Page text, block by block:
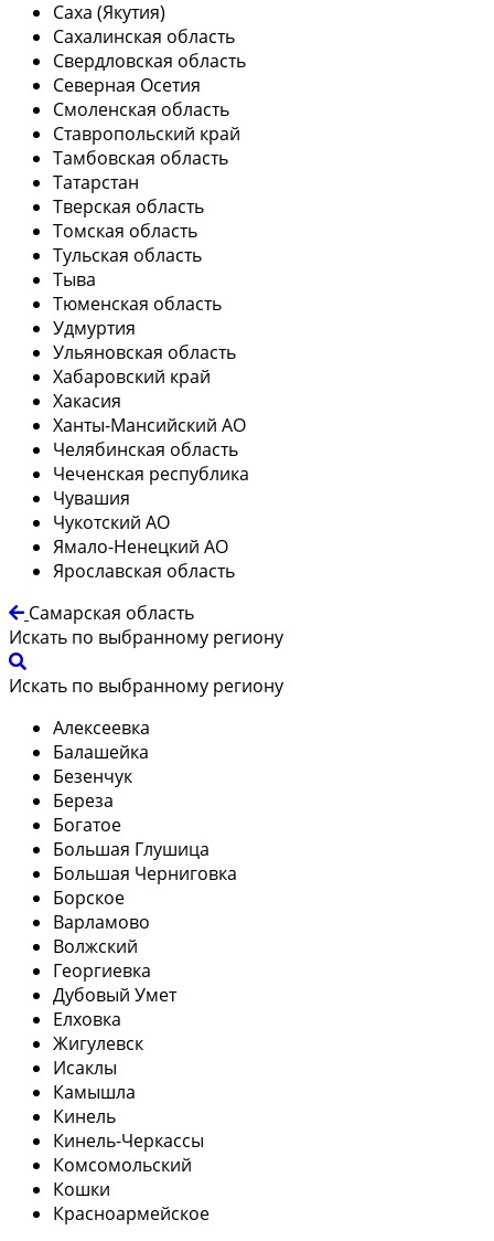
Саха (Якутия)
Сахалинская область
Свердловская область
Северная Осетия
Смоленская область
Ставропольский край
Тамбовская область
Татарстан
Тверская область
Томская область
Тульская область
Тыва
Тюменская область
Удмуртия
Ульяновская область
Хабаровский край
Хакасия
Ханты-Мансийский АО
Челябинская область
Чеченская республика
Чувашия
Чукотский АО
Ямало-Ненецкий АО
Ярославская область
Самарская область
Искать по выбранному региону
Искать по выбранному региону
Алексеевка
Балашейка
Безенчук
Береза
Богатое
Большая Глушица
Большая Черниговка
Борское
Варламово
Волжский
Георгиевка
Дубовый Умет
Елховка
Жигулевск
Исаклы
Камышла
Кинель
Кинель-Черкассы
Комсомольский
Кошки
Красноармейское